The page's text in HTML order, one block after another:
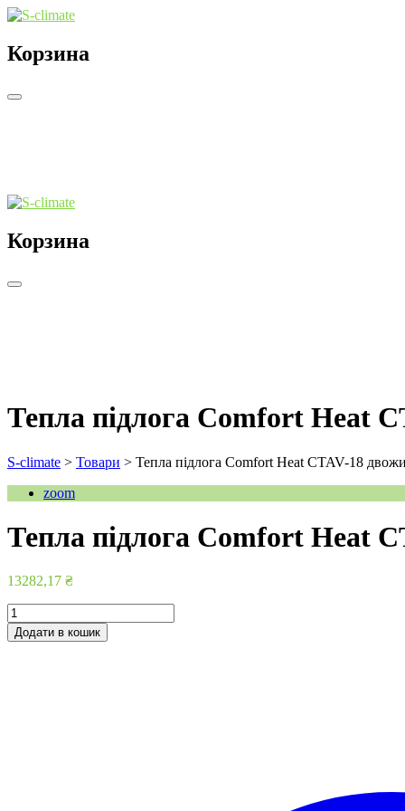
Корзина
Корзина
Тепла підлога Comfort Heat
S-climate > Товари > Тепла підлога Comfort Heat CTAV-18
zoom
Тепла підлога Comfort Heat
13282,17 ₴
Тепла
підлога
Comfort
Додати в кошик